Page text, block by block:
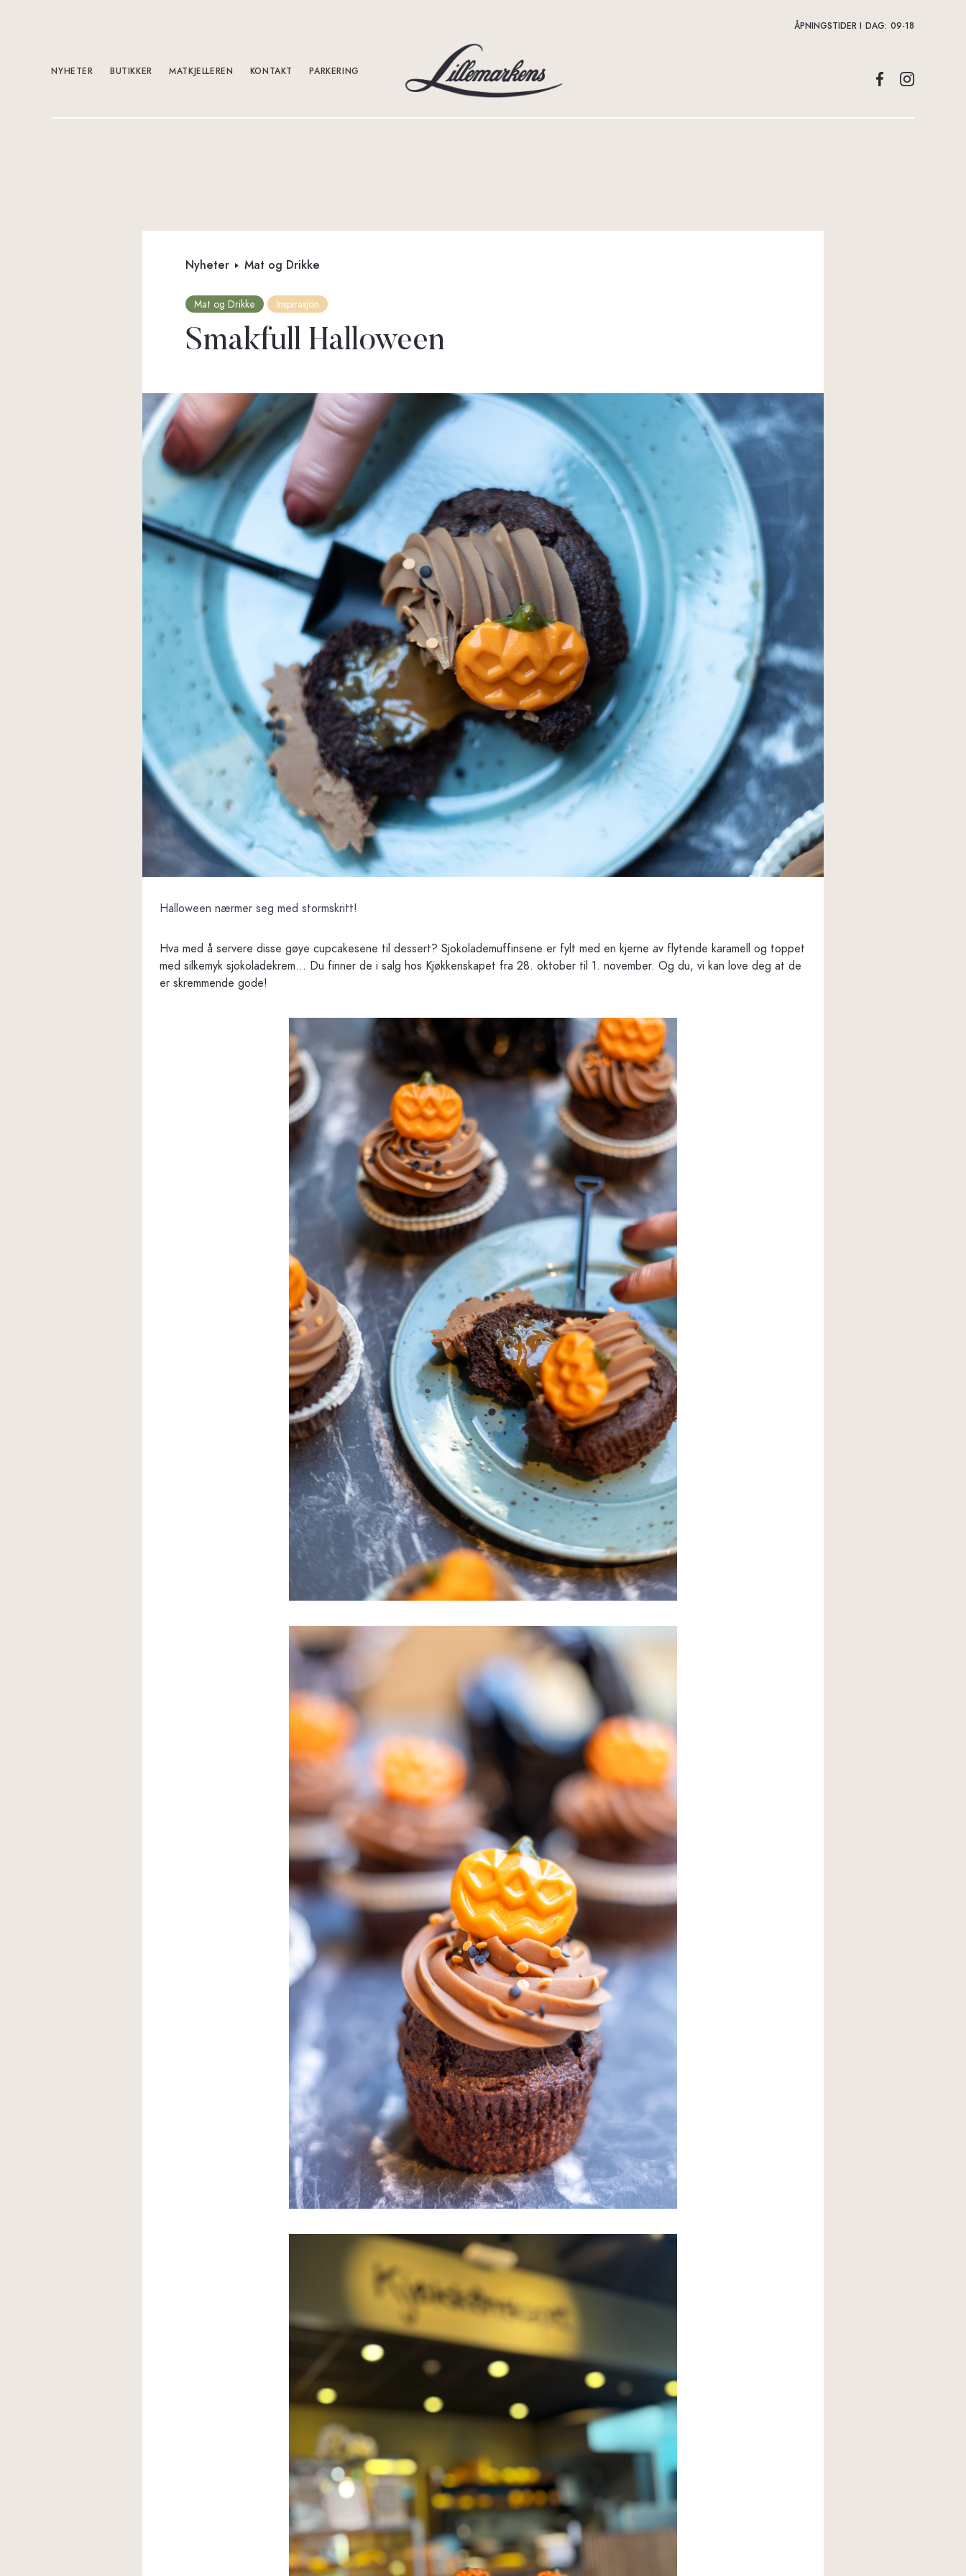
ÅPNINGSTIDER I DAG: 09-18
NYHETER BUTIKKER MATKJELLEREN KONTAKT PARKERING
Nyheter Mat og Drikke
Mat og Drikke Inspirasjon
Smakfull Halloween
Halloween nærmer seg med stormskritt!
Hva med å servere disse gøye cupcakesene til dessert? Sjokolademuffinsene er fylt med en kjerne av flytende karamell og toppet
med silkemyk sjokoladekrem... Du finner de i salg hos Kjøkkenskapet fra 28. oktober til 1. november. Og du, vi kan love deg at de
er skremmende gode!